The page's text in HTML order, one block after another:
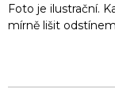
Foto je ilustrační.
mírně lišit